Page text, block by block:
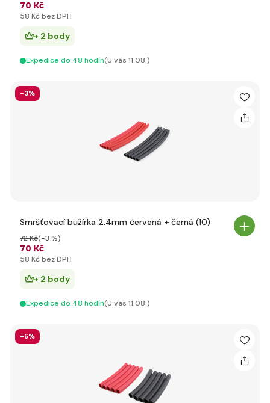
70 Kč
58 Kč bez DPH
+ 2 body
Expedice do 48 hodín(U vás 11.08.)
-3%
Smršťovací bužírka 2.4mm červená + černá (10)
70 Kč
72 Kč(-3 %)
58 Kč bez DPH
+ 2 body
Expedice do 48 hodín(U vás 11.08.)
-5%